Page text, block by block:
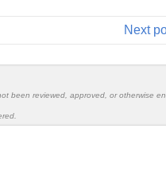
Next
been reviewed, approved, or otherwise